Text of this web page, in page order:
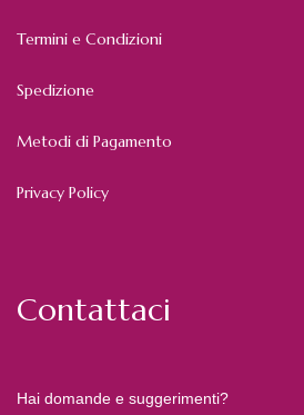
Termini e Condizioni
Spedizione
Metodi di Pagamento
Privacy Policy
Contattaci
Hai domande e suggerimenti?